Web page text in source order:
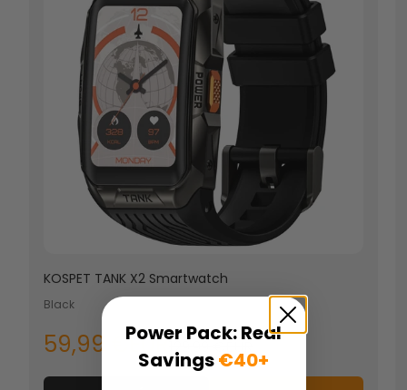
KOSPET TANK X2 Smartwatch
Black
59,99 €EURPower Pack: Real
Savings€40+